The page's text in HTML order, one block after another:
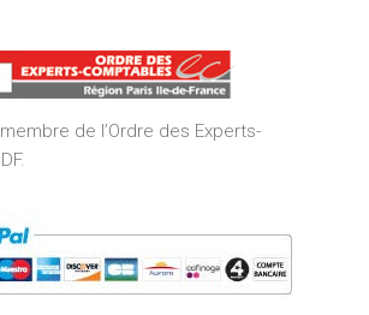
de l’Ordre des Experts-